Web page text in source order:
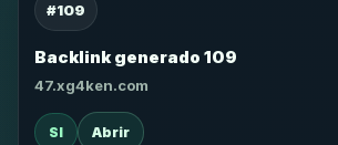
#109
Backlink generado 109
47.xg4ken.com
SI Abrir